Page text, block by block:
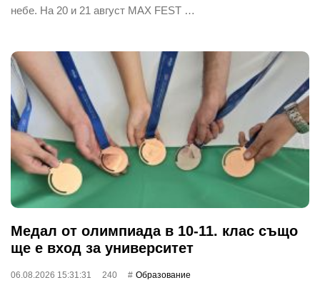
небе. На 20 и 21 август MAX FEST …
Медал от олимпиада в 10-11. клас също
ще е вход за университет
06.08.2026 15:31:31 240 Oбразование